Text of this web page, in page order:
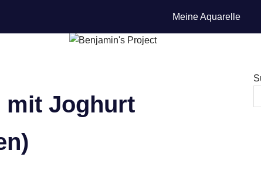
Meine Aquarelle
mit Joghurt